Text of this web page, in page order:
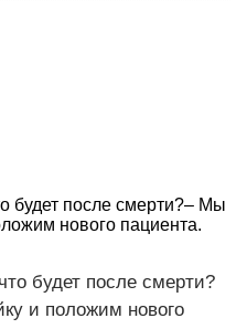
будет после смерти?– Мы
нового пациента.
будет после смерти?
и положим нового